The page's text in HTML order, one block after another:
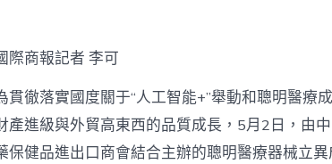
產
物
OSDER
奧
際商報記者 李可
貫徹落實國度關于“人工智能+”舉動和聰明醫療
產進級與外貿高東西的品質成長，5月2日，由
保健品進出口商會結合主辦的聰明醫療器械立